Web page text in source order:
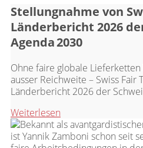
Stellungnahme von
Länderbericht 2026
Agenda 2030
Ohne faire globale
ausser Reichweite – Swiss Fair
Länderbericht 2026 der
Weiterlesen